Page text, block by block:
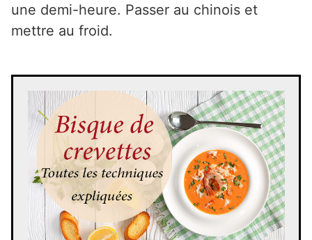
une demi-heure. Passer au chinois et
mettre au froid.